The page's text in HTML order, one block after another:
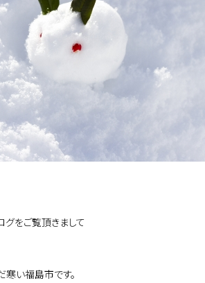
グをご覧頂きまして
寒い福島市です。